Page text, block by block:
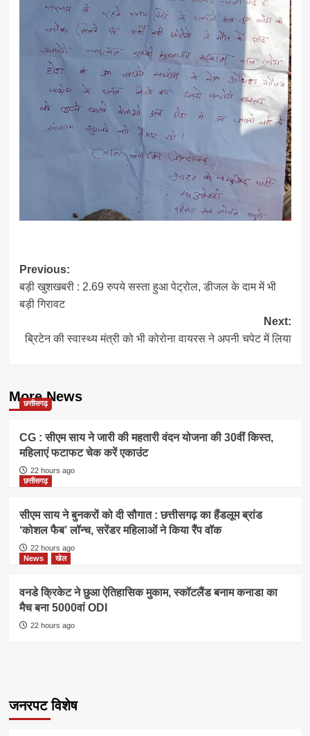
Post
navigation
Previous:
बड़ी खुशखबरी : 2.69 रुपये सस्ता हुआ पेट्रोल, डीजल के दाम में भी
बड़ी गिरावट
Next:
ब्रिटेन की स्वास्थ्य मंत्री को भी कोरोना वायरस ने अपनी चपेट में लिया
More News
छत्तीसगढ़
CG : सीएम साय ने जारी की महतारी वंदन योजना की 30वीं किस्त,
महिलाएं फटाफट चेक करें एकाउंट
22 hours ago
छत्तीसगढ़
सीएम साय ने बुनकरों को दी सौगात : छत्तीसगढ़ का हैंडलूम ब्रांड
‘कोशल फैब’ लॉन्च, सरेंडर महिलाओं ने किया रैंप वॉक
22 hours ago
News
खेल
वनडे क्रिकेट ने छुआ ऐतिहासिक मुकाम, स्कॉटलैंड बनाम कनाडा का
मैच बना 5000वां ODI
22 hours ago
जनरपट विशेष